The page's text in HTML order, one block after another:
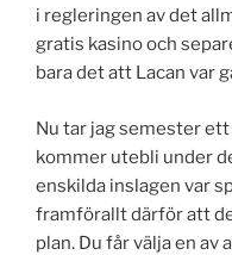
i regleringen av det
gratis kasino och
bara det att Lacan var
Nu tar jag semester
kommer utebli under
enskilda inslagen var
framförallt därför att
plan. Du får välja en